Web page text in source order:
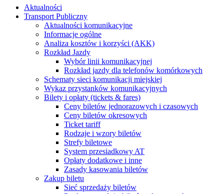
Aktualności
Transport Publiczny
Aktualności komunikacyjne
Informacje ogólne
Analiza kosztów i korzyści (AKK)
Rozkład Jazdy
Wybór linii komunikacyjnej
Rozkład jazdy dla telefonów komórkowych
Schematy sieci komunikacji miejskiej
Wykaz przystanków komunikacyjnych
Bilety i opłaty (tickets & fares)
Ceny biletów jednorazowych i czasowych
Ceny biletów okresowych
Ticket tariff
Rodzaje i wzory biletów
Strefy biletowe
System przesiadkowy AT
Opłaty dodatkowe i inne
Zasady kasowania biletów
Zakup biletu
Sieć sprzedaży biletów